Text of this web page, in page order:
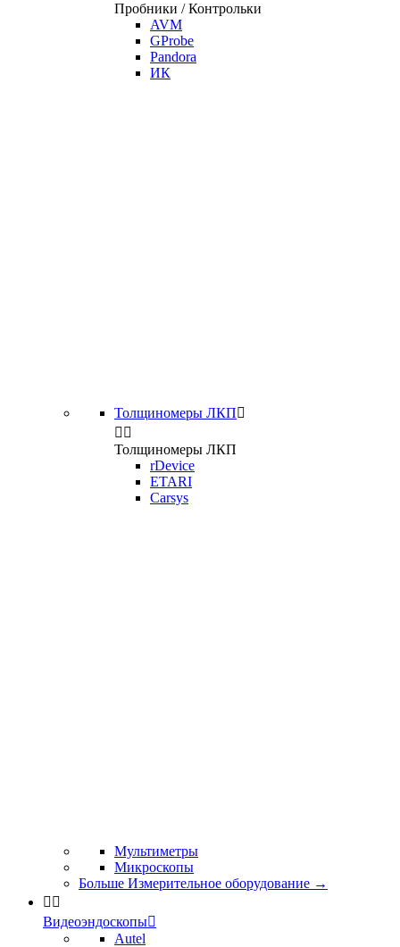
Пробники / Контрольки
AVM
GProbe
Pandora
ИК
Толщиномеры ЛКП
 
Толщиномеры ЛКП
rDevice
ETARI
Carsys
Мультиметры
Микроскопы
Больше Измерительное оборудование →
 
Видеоэндоскопы
Autel